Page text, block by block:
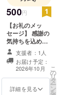
500円
【お礼のメッ
セージ】 感謝の
気持ちを込め
て、お礼のメッ
セージをお送り
します。
支援者：1人
お届け予定：
2026年10月
詳細を見る
こ
の
リ
タ
ー
ン
を